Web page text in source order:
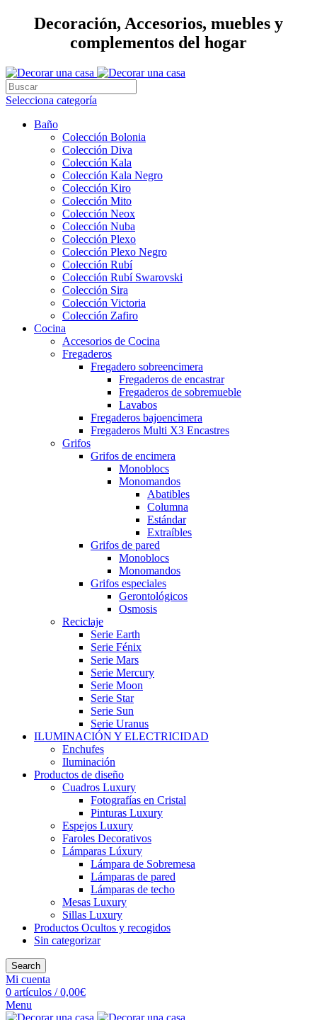
Decoración, Accesorios, muebles y
complementos del hogar
Selecciona categoría
Baño
Colección Bolonia
Colección Diva
Colección Kala
Colección Kala Negro
Colección Kiro
Colección Mito
Colección Neox
Colección Nuba
Colección Plexo
Colección Plexo Negro
Colección Rubí
Colección Rubí Swarovski
Colección Sira
Colección Victoria
Colección Zafiro
Cocina
Accesorios de Cocina
Fregaderos
Fregadero sobreencimera
Fregaderos de encastrar
Fregaderos de sobremueble
Lavabos
Fregaderos bajoencimera
Fregaderos Multi X3 Encastres
Grifos
Grifos de encimera
Monoblocs
Monomandos
Abatibles
Columna
Estándar
Extraíbles
Grifos de pared
Monoblocs
Monomandos
Grifos especiales
Gerontológicos
Osmosis
Reciclaje
Serie Earth
Serie Fénix
Serie Mars
Serie Mercury
Serie Moon
Serie Star
Serie Sun
Serie Uranus
ILUMINACIÓN Y ELECTRICIDAD
Enchufes
Iluminación
Productos de diseño
Cuadros Luxury
Fotografías en Cristal
Pinturas Luxury
Espejos Luxury
Faroles Decorativos
Lámparas Lúxury
Lámpara de Sobremesa
Lámparas de pared
Lámparas de techo
Mesas Luxury
Sillas Luxury
Productos Ocultos y recogidos
Sin categorizar
Search
Mi cuenta
0 artículos / 0,00€
Menu